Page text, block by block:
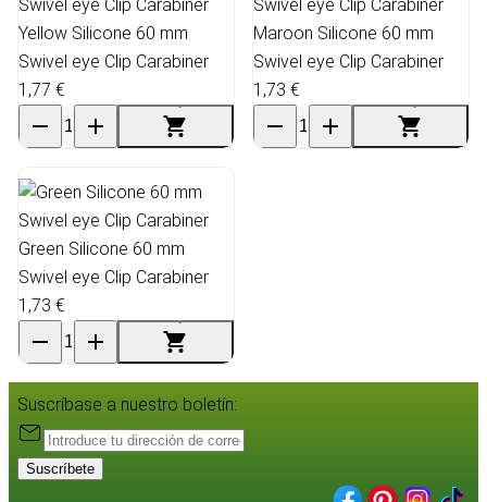
Yellow Silicone 60 mm
Swivel eye Clip Carabiner
1,77 €
Maroon Silicone 60 mm
Swivel eye Clip Carabiner
1,73 €
Green Silicone 60 mm
Swivel eye Clip Carabiner
1,73 €
Suscríbase a nuestro boletín:
Suscríbete